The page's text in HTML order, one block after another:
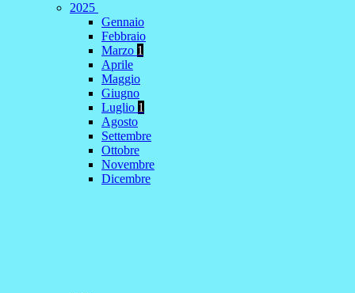
2025
Gennaio
Febbraio
Marzo 1
Aprile
Maggio
Giugno
Luglio 1
Agosto
Settembre
Ottobre
Novembre
Dicembre